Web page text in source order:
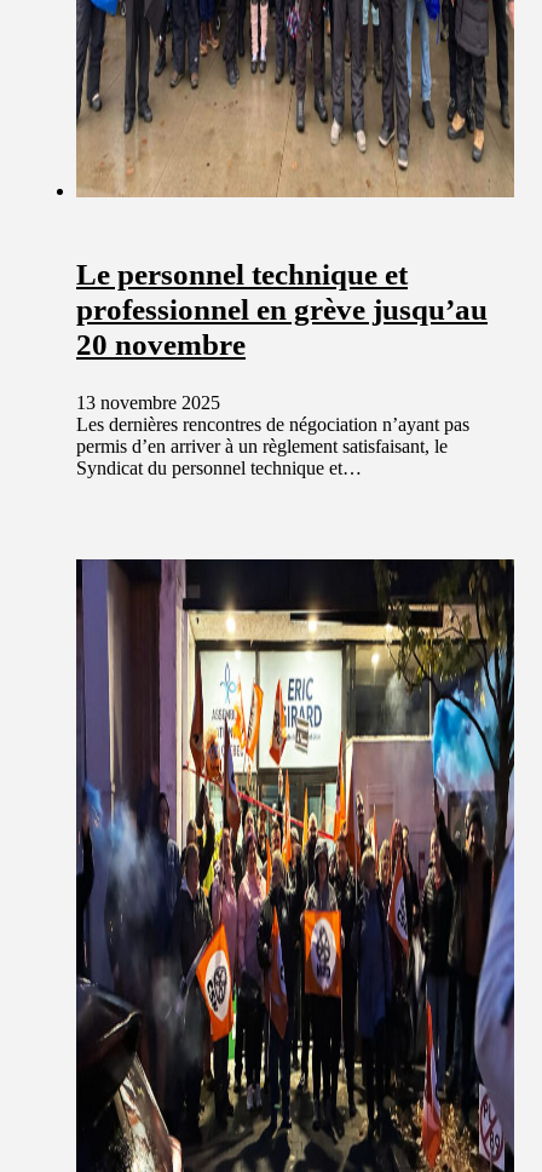
Le personnel technique et
professionnel en grève jusqu’au
20 novembre
13 novembre 2025
Les dernières rencontres de négociation n’ayant pas
permis d’en arriver à un règlement satisfaisant, le
Syndicat du personnel technique et…